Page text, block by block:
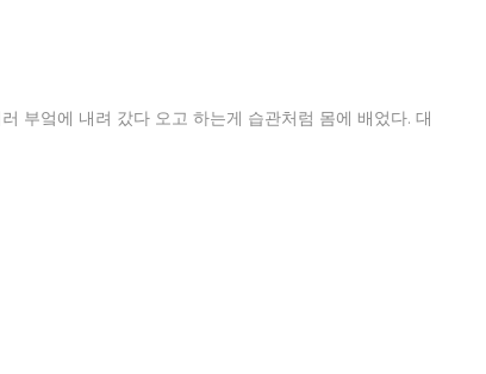
부엌에 내려 갔다 오고 하는게 습관처럼 몸에 배었다. 대